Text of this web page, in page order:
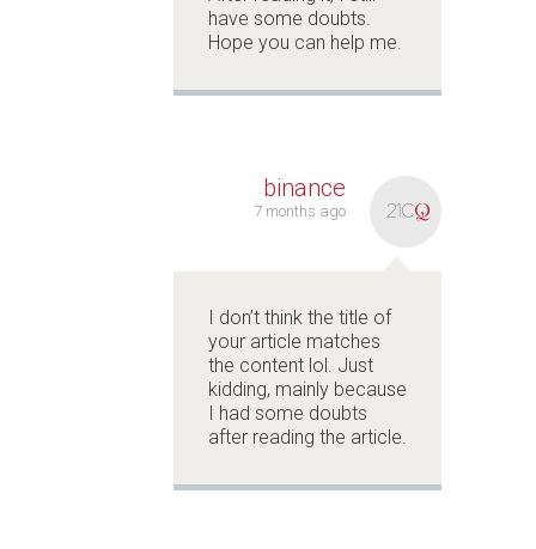
have some doubts.
Hope you can help me.
binance
7 months ago
I don’t think the title of
your article matches
the content lol. Just
kidding, mainly because
I had some doubts
after reading the article.